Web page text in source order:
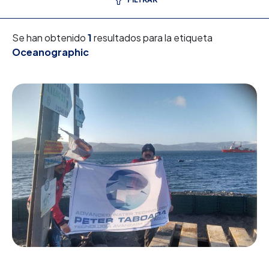
Se han obtenido1resultados para la etiqueta
Oceanographic